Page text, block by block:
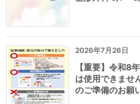
2026年7月26日
【重要】令和8
は使用できませ
のご準備のお願